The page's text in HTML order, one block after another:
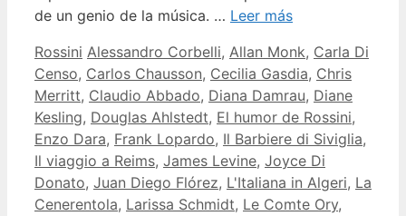
de un genio de la música. … Leer más
Categorías
Rossini Etiquetas
Alessandro Corbelli, Allan Monk, Carla Di
Censo, Carlos Chausson, Cecilia Gasdia, Chris
Merritt, Claudio Abbado, Diana Damrau, Diane
Kesling, Douglas Ahlstedt, El humor de Rossini,
Enzo Dara, Frank Lopardo, Il Barbiere di Siviglia,
Il viaggio a Reims, James Levine, Joyce Di
Donato, Juan Diego Flórez, L'Italiana in Algeri, La
Cenerentola, Larissa Schmidt, Le Comte Ory,